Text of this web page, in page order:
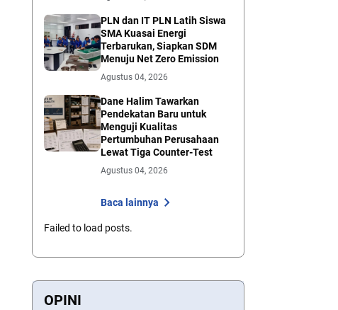
PLN dan IT PLN Latih Siswa
SMA Kuasai Energi
Terbarukan, Siapkan SDM
Menuju Net Zero Emission
Agustus 04, 2026
Dane Halim Tawarkan
Pendekatan Baru untuk
Menguji Kualitas
Pertumbuhan Perusahaan
Lewat Tiga Counter-Test
Agustus 04, 2026
Baca lainnya
Failed to load posts.
OPINI